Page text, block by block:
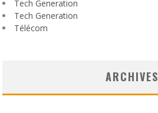
Tech Generation
Tech Generation
Télécom
ARCHIVES